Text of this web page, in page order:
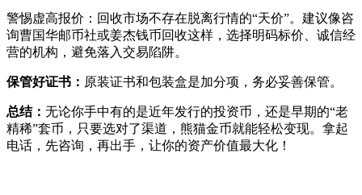
警惕虚高报价：回收市场不存在脱离行情的“天价”。建议像咨
询曹国华邮币社或姜杰钱币回收这样，选择明码标价、诚信经
营的机构，避免落入交易陷阱。
保管好证书： 原装证书和包装盒是加分项，务必妥善保管。
总结： 无论你手中有的是近年发行的投资币，还是早期的“老
精稀”套币，只要选对了渠道，熊猫金币就能轻松变现。拿起
电话，先咨询，再出手，让你的资产价值最大化！